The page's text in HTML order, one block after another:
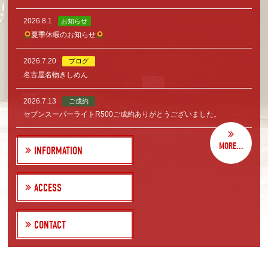
2026.8.1 お知らせ
夏季休暇のお知らせ
2026.7.20 ブログ
名古屋名物きしめん
2026.7.13 ご成約
セブンスーパーライトR500ご成約ありがとうございました。
MORE...
INFORMATION
ACCESS
CONTACT